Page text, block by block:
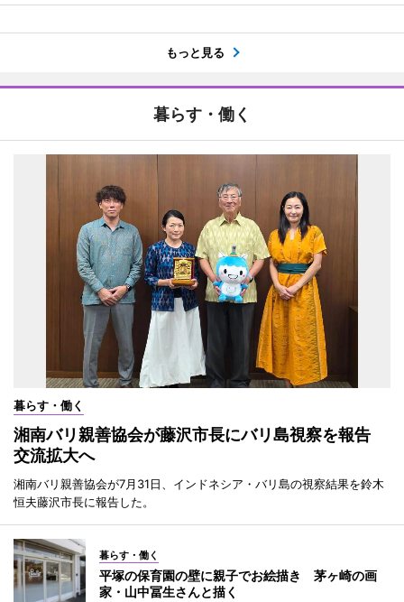
もっと見る
暮らす・働く
暮らす・働く
湘南バリ親善協会が藤沢市長にバリ島視察を報告
交流拡大へ
湘南バリ親善協会が7月31日、インドネシア・バリ島の視察結果を鈴木
恒夫藤沢市長に報告した。
暮らす・働く
平塚の保育園の壁に親子でお絵描き 茅ヶ崎の画
家・山中冨生さんと描く